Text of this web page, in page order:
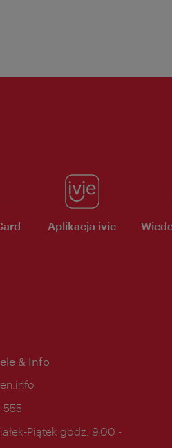
Aplikacja ivie
& Info
555
Piątek godz. 9.00 -